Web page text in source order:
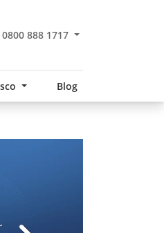
0800 888 1717
Blog